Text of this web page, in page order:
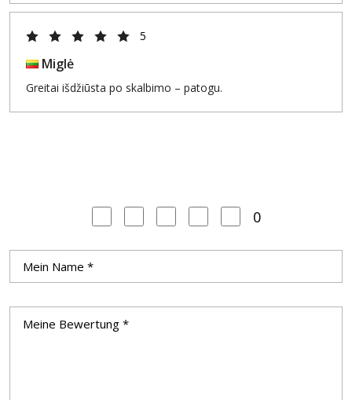
5
Miglė
Greitai išdžiūsta po skalbimo – patogu.
0